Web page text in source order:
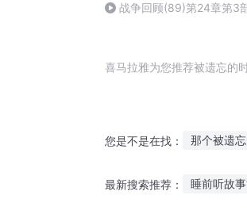
战争回顾(89)第24章第3
喜马拉雅为您推荐被遗忘的
您是不是在找： 那个被遗
最新搜索推荐： 睡前听故